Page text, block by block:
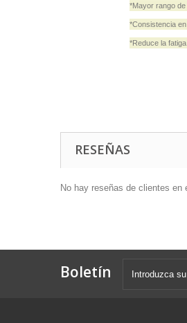
*Mayor rango
*Consistencia
*Reduce la fatiga.
RESEÑAS
No hay reseñas de clientes en
Boletín